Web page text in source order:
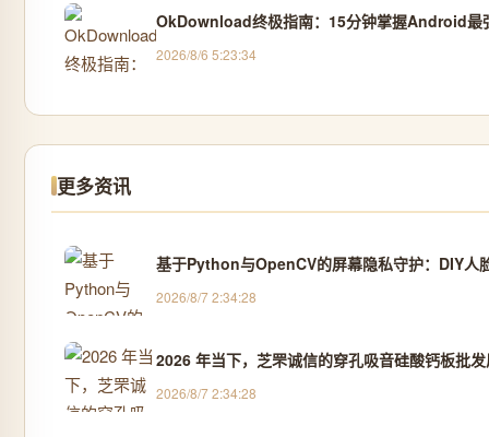
OkDownload终极指南：15分钟掌握Android最
2026/8/6 5:23:34
更多资讯
基于Python与OpenCV的屏幕隐私守护：DIY人
2026/8/7 2:34:28
2026 年当下，芝罘诚信的穿孔吸音硅酸钙板批
2026/8/7 2:34:28